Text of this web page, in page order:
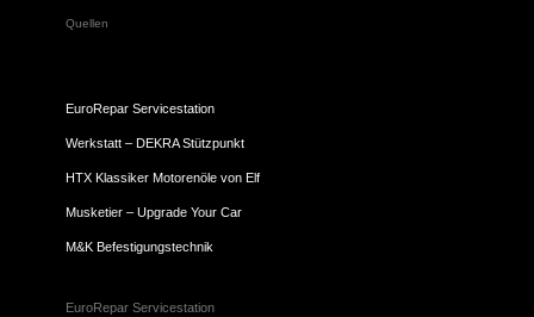
Quellen
EuroRepar Servicestation
Werkstatt – DEKRA Stützpunkt
HTX Klassiker Motorenöle von Elf
Musketier – Upgrade Your Car
M&K Befestigungstechnik
EuroRepar Servicestation